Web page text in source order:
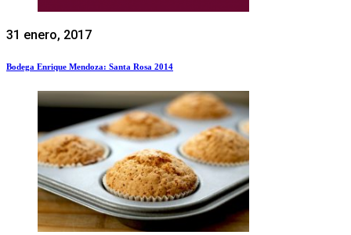
31 enero, 2017
Bodega Enrique Mendoza: Santa Rosa 2014